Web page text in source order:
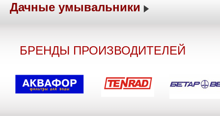
Дачные умывальники
БРЕНДЫ ПРОИЗВОДИТЕЛЕЙ